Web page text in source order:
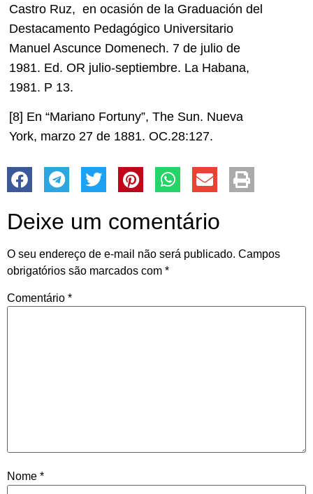
Castro Ruz, en ocasión de la Graduación del
Destacamento Pedagógico Universitario
Manuel Ascunce Domenech. 7 de julio de
1981. Ed. OR julio-septiembre. La Habana,
1981. P 13.
[8] En “Mariano Fortuny”, The Sun. Nueva
York, marzo 27 de 1881. OC.28:127.
Deixe um comentário
O seu endereço de e-mail não será publicado. Campos
obrigatórios são marcados com *
Comentário *
Nome *